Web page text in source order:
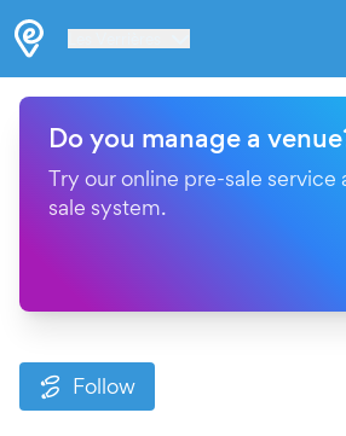
Do you manage a
Try our online pre-sale service
sale system.
Follow